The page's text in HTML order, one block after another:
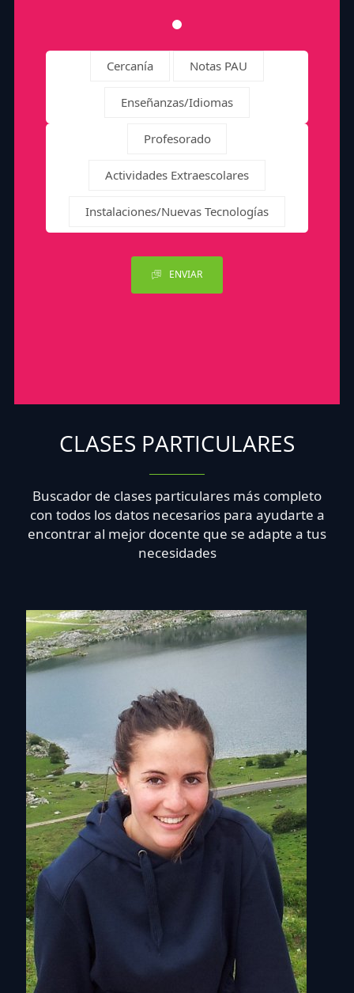
Cercanía Notas PAU
Enseñanzas/Idiomas
Profesorado
Actividades Extraescolares
Instalaciones/Nuevas Tecnologías
ENVIAR
CLASES PARTICULARES
Buscador de clases particulares más completo
con todos los datos necesarios para ayudarte a
encontrar al mejor docente que se adapte a tus
necesidades